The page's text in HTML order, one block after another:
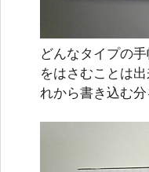
どんなタイプの
をはさむことは
れから書き込む